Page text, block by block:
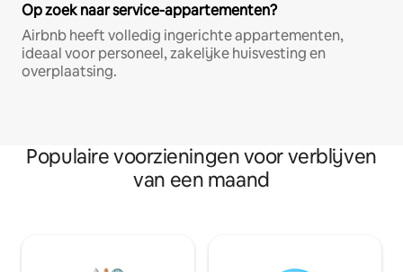
Op zoek naar service-appartementen?
Airbnb heeft volledig ingerichte appartementen,
ideaal voor personeel, zakelijke huisvesting en
overplaatsing.
Populaire voorzieningen voor verblijven
van een maand